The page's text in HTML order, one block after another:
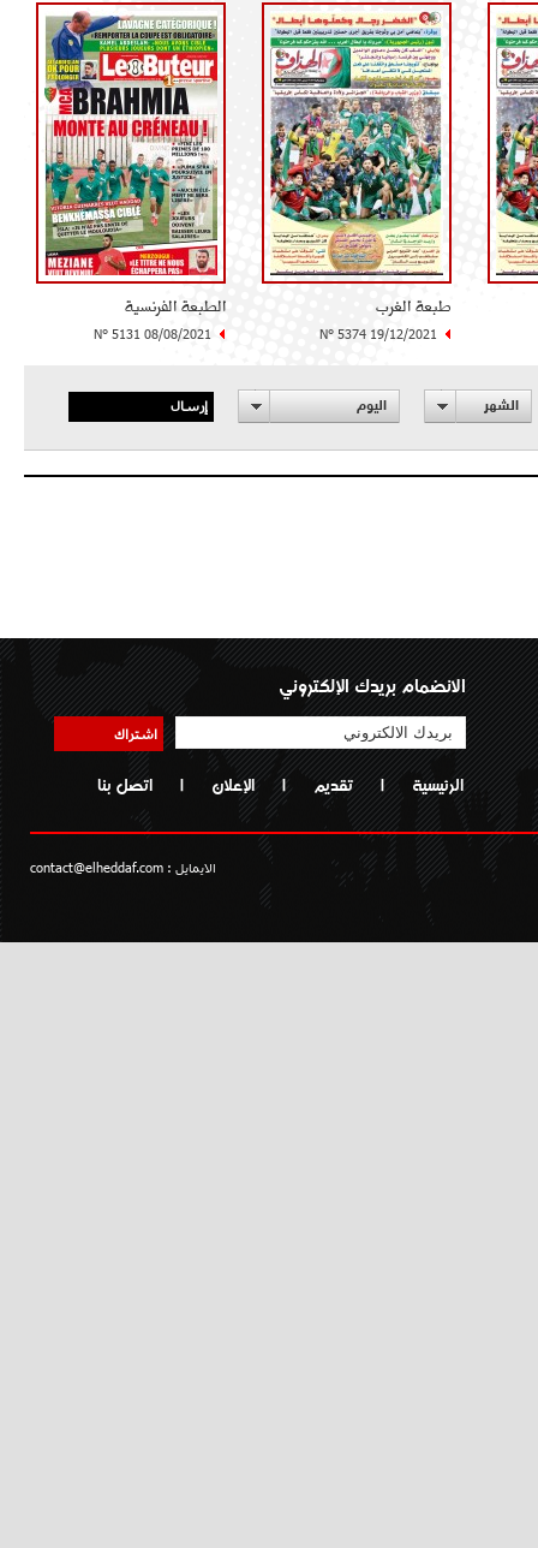
طبعة الغرب
N° 5374 19/12/2021
الطبعة الفرنسية
N° 5131 08/08/2021
الشهر اليوم إرسال
الانضمام بريدك الإلكتروني
اشتراك
الرئيسية | تقديم | الإعلان | اتصل بنا
الايمايل : contact@elheddaf.com